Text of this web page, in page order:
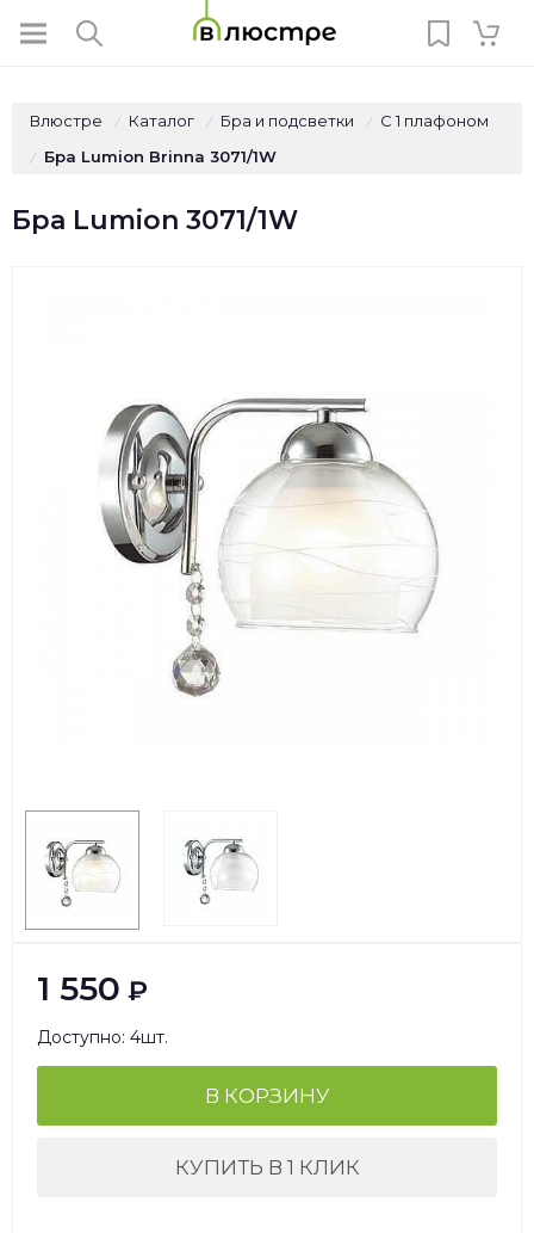
Влюстре / Каталог / Бра и подсветки / С 1 плафоном
/ Бра Lumion Brinna 3071/1W
Бра Lumion 3071/1W
1 550 ₽
Доступно: 4шт.
В КОРЗИНУ
КУПИТЬ В 1 КЛИК